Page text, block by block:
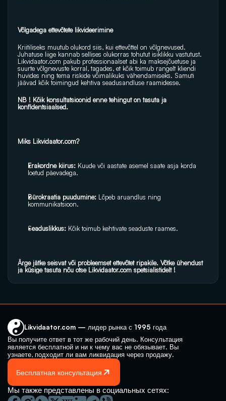
Võlgadega ettevõtete likvideerimine
Kriitiliseks muutub olukord siis, kui ettevõttel on võlgnevused.
Juhatuse liige kannab sellises olukorras tohutut isiklikku vastutust.
Likvidaator.com pakub professionaalset abi ka maksejõuetuse ja
suurte võlgnevuste korral, tagades, et kõik toimub rangelt kliendi
huvides ning tema riskide võimalikuks vähendamiseks. Samuti
jäävad kõik toimingud kehtiva seadusandluse raamidesse.
NB ! Kõik konsultatsioonid enne tehingut on tasuta ja
konfidentsiaalsed.
Miks Likvidaator.com?
Erakordne kiirus: Kuude või aastate asemel saate asja korda
loetud päevadega.
Bürokraatia puudumine: Lõpeb aruandlus ning
kommunikatsioon.
Seaduslikkus: Kõik toimub kehtivate seaduste raames.
Ärge jätke seisvat või probleemset ettevõtet ripakile. Võtke ühendust
ja küsige tasuta nõu otse Likvidaator.com spetsialistidelt !
Likvidaator.com — лидер рынка с 1995 года
Вы получите ответ в тот же рабочий день. Консультация
является бесплатной и ни к чему вас не обязывает. Вы
узнаете, подходит ли вам ликвидация через продажу.
Бесплатная консультация
Мы также представлены в социальных сетях: